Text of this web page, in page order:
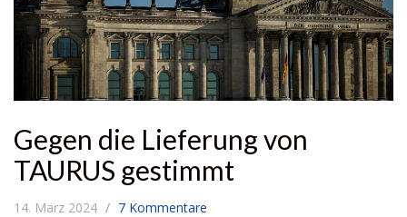
Gegen die Lieferung von
TAURUS gestimmt
14. März 2024 7 Kommentare